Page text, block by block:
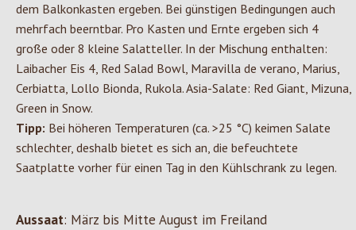
dem Balkonkasten ergeben. Bei günstigen Bedingungen auch
mehrfach beerntbar. Pro Kasten und Ernte ergeben sich 4
große oder 8 kleine Salatteller. In der Mischung enthalten:
Laibacher Eis 4, Red Salad Bowl, Maravilla de verano, Marius,
Cerbiatta, Lollo Bionda, Rukola. Asia-Salate: Red Giant, Mizuna,
Green in Snow.
Tipp: Bei höheren Temperaturen (ca. >25 °C) keimen Salate
schlechter, deshalb bietet es sich an, die befeuchtete
Saatplatte vorher für einen Tag in den Kühlschrank zu legen.
Aussaat: März bis Mitte August im Freiland